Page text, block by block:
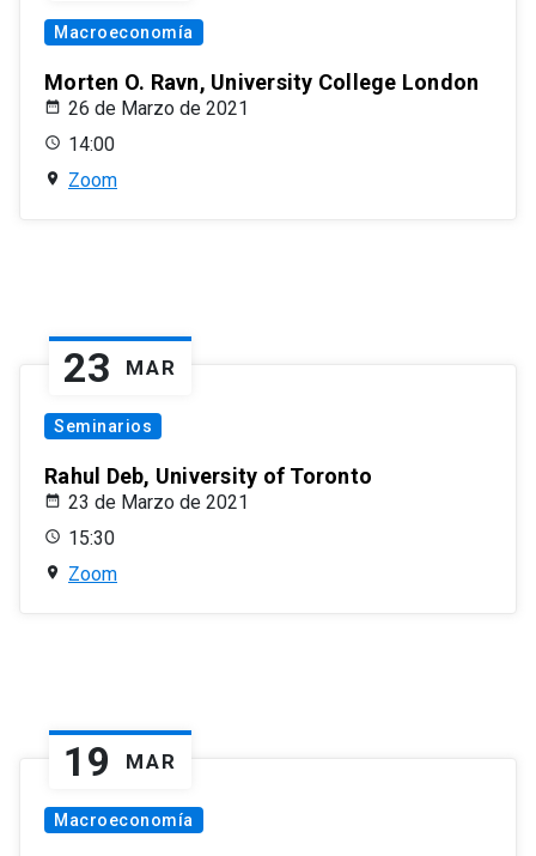
Macroeconomía
Morten O. Ravn, University College London
26 de Marzo de 2021
14:00
Zoom
23 MAR
Seminarios
Rahul Deb, University of Toronto
23 de Marzo de 2021
15:30
Zoom
19 MAR
Macroeconomía